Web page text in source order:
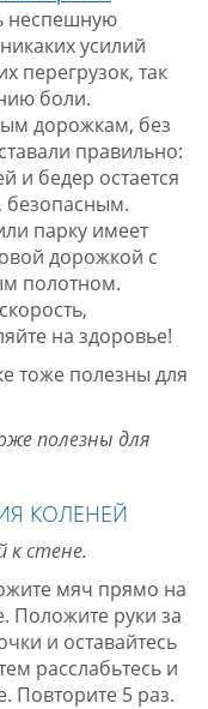
неспешную
усилий
перегрузок, так
боли.
дорожкам, без
правильно:
и бедер остается
безопасным.
парку имеет
дорожкой с
полотном.
на здоровье!
полезны для
КОЛЕНЕЙ
к стене.
мяч прямо на
Положите руки за
и оставайтесь
расслабьтесь и
Повторите 5 раз.